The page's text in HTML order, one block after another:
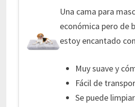
Una cama para
económica pero de
estoy encantado
Muy suave y
Fácil de
Se puede